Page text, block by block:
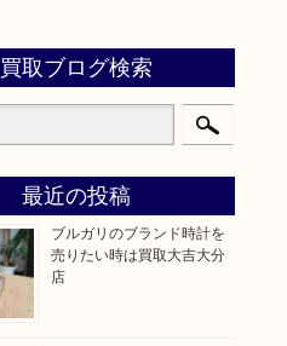
買取ブログ検索
最近の投稿
ブルガリのブランド時計を
売りたい時は買取大吉大分
店